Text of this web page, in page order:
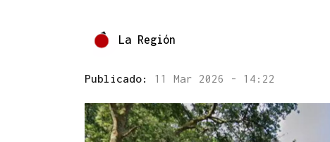
La Región
Publicado: 11 Mar 2026 - 14:22